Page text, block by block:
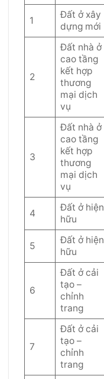
1
Đất ở xây
dựng mới
2
Đất nhà ở
cao tầng
kết hợp
thương
mại dịch
vụ
3
Đất nhà ở
cao tầng
kết hợp
thương
mại dịch
vụ
4
Đất ở hiện
hữu
5
Đất ở hiện
hữu
6
Đất ở cải
tạo –
chỉnh
trang
7
Đất ở cải
tạo –
chỉnh
trang